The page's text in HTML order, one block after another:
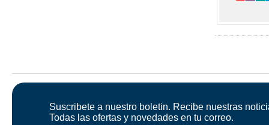
Suscribete a nuestro boletin. Recibe nuestras
Todas las ofertas y novedades en tu correo.